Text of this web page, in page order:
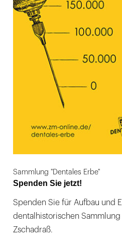
Sammlung "Dentales Erbe"
Spenden Sie jetzt!
Spenden Sie für Aufbau und
dentalhistorischen Sammlung
Zschadraß.